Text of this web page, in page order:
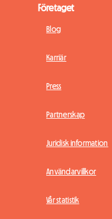
Företaget
Blog
Karriär
Press
Partnerskap
Juridisk information
Användarvillkor
Vår statistik